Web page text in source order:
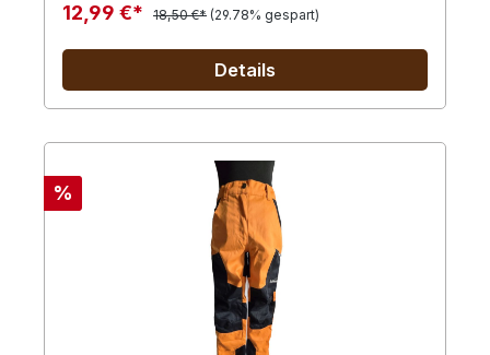
12,99 €* 18,50 €* (29.78% gespart)
Details
%